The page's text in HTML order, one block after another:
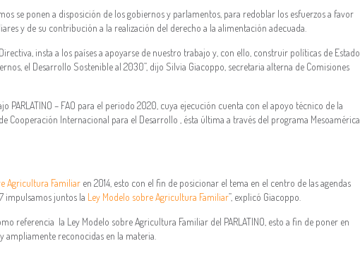
se ponen a disposición de los gobiernos y parlamentos, para redoblar los esfuerzos a favor
y de su contribución a la realización del derecho a la alimentación adecuada.
insta a los países a apoyarse de nuestro trabajo y, con ello, construir políticas de Estado
el Desarrollo Sostenible al 2030”, dijo Silvia Giacoppo, secretaria alterna de Comisiones
PARLATINO – FAO para el periodo 2020, cuya ejecución cuenta con el apoyo técnico de la
Cooperación Internacional para el Desarrollo , ésta última a través del programa Mesoamérica
Agricultura Familiar en 2014, esto con el fin de posicionar el tema en el centro de las agendas
impulsamos juntos la Ley Modelo sobre Agricultura Familiar”, explicó Giacoppo.
referencia la Ley Modelo sobre Agricultura Familiar del PARLATINO, esto a fin de poner en
ampliamente reconocidas en la materia.